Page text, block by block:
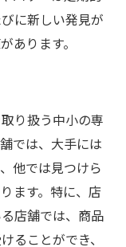
に新しい発見が
あります。
り扱う中小の専
では、大手には
他では見つけら
ます。特に、店
店舗では、商品
ることができ、